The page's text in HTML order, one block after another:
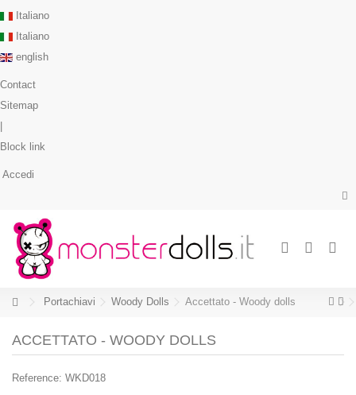
Italiano
Italiano
english
Contact
Sitemap
Block link
Accedi
Portachiavi Woody Dolls Accettato - Woody dolls
ACCETTATO - WOODY DOLLS
Reference: WKD018